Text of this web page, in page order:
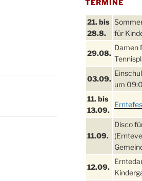
TERMINE
21. bis
28.8.
für
29.08.
Damen
03.09.
um
11. bis
13.09.
11.09.
Disco
12.09.